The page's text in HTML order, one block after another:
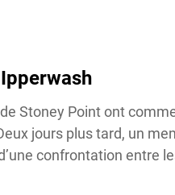
Stoney Point ont
jours plus tard, un
confrontation entre